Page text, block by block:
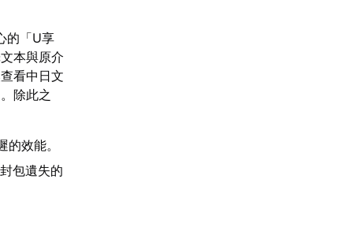
的「U享
本與原介
看中日文
除此之
效能。
包遺失的